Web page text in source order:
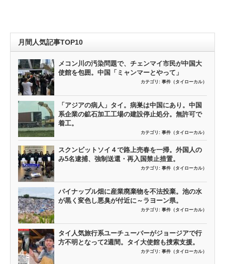
月間人気記事TOP10
メコン川の汚染問題で、チェンマイ市民が中国大
使館を包囲。中国「ミャンマーとやって」
カテゴリ: 事件（タイローカル）
「アジアの病人」タイ。病巣は中国にあり。中国
系企業の鉱石加工工場の建設停止処分。無許可で
着工。
カテゴリ: 事件（タイローカル）
スクンビットソイ４で路上売春を一掃。外国人の
み5名逮捕、強制送還・再入国禁止措置。
カテゴリ: 事件（タイローカル）
パイナップル畑に産業廃棄物を不法投棄。池の水
が黒く変色し悪臭が付近に～ラヨーン県。
カテゴリ: 事件（タイローカル）
タイ人気旅行系ユーチューバーがジョージアで行
方不明となって2週間。タイ大使館も捜索支援。
カテゴリ: 事件（タイローカル）